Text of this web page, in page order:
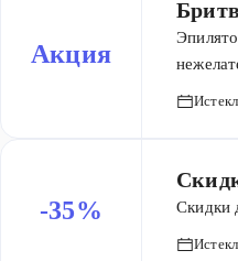
Акция
каждый
вашей
-35% Скидки